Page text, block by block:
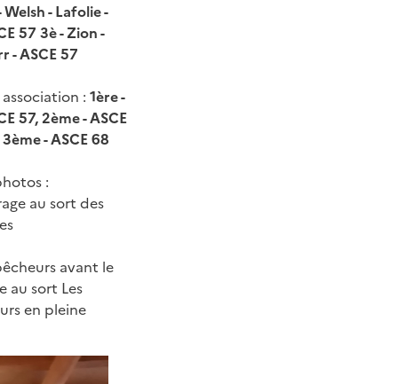
Welsh - Lafolie -
57 3è - Zion -
- ASCE 57
association : 1ère -
57, 2ème - ASCE
- ASCE 68
:
au sort des
avant le
au sort Les
en pleine